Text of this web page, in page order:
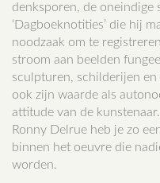
denksporen, de oneindige
‘Dagboeknotities’ die hij
noodzaak om te
stroom aan beelden
sculpturen, schilderijen
ook zijn waarde als
attitude van de
Ronny Delrue heb je zo
binnen het oeuvre die
worden.